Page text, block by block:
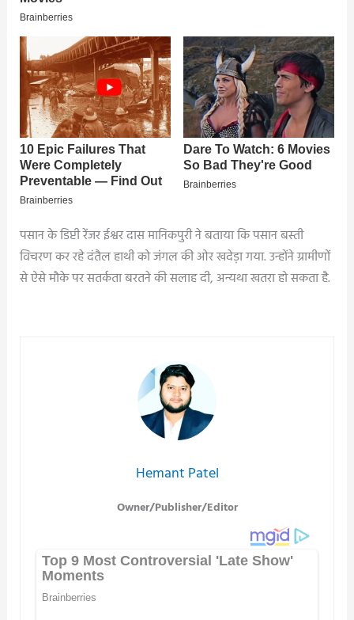
पसान के डिप्टी रेंजर ईश्वर दास मानिकपुरी ने बताया कि पसान बस्ती
विचरण कर रहे दंतैल हाथी को जंगल की ओर खदेड़ा गया. उन्होंने ग्रामीणों
से ऐसे मौके पर सतर्कता बरतने की सलाह दी, अन्यथा खतरा हो सकता है.
Hemant Patel
Owner/Publisher/Editor